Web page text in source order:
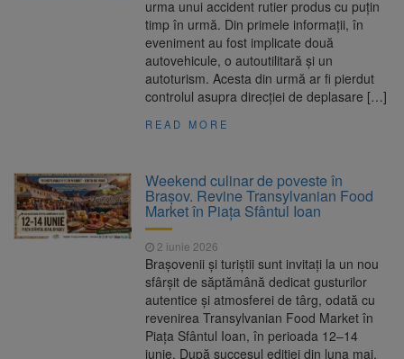
urma unui accident rutier produs cu puțin
timp în urmă. Din primele informații, în
eveniment au fost implicate două
autovehicule, o autoutilitară și un
autoturism. Acesta din urmă ar fi pierdut
controlul asupra direcției de deplasare […]
READ MORE
Weekend culinar de poveste în
Brașov. Revine Transylvanian Food
Market în Piața Sfântul Ioan
2 iunie 2026
Brașovenii și turiștii sunt invitați la un nou
sfârșit de săptămână dedicat gusturilor
autentice și atmosferei de târg, odată cu
revenirea Transylvanian Food Market în
Piața Sfântul Ioan, în perioada 12–14
iunie. După succesul ediției din luna mai,